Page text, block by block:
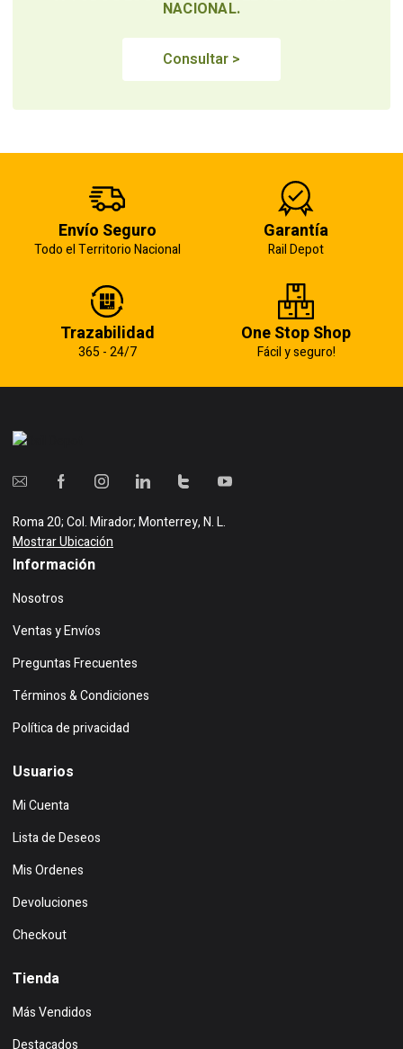
NACIONAL.
Consultar >
Envío Seguro
Todo el Territorio Nacional
Garantía
Rail Depot
Trazabilidad
365 - 24/7
One Stop Shop
Fácil y seguro!
Roma 20; Col. Mirador; Monterrey, N. L.
Mostrar Ubicación
Información
Nosotros
Ventas y Envíos
Preguntas Frecuentes
Términos & Condiciones
Política de privacidad
Usuarios
Mi Cuenta
Lista de Deseos
Mis Ordenes
Devoluciones
Checkout
Tienda
Más Vendidos
Destacados